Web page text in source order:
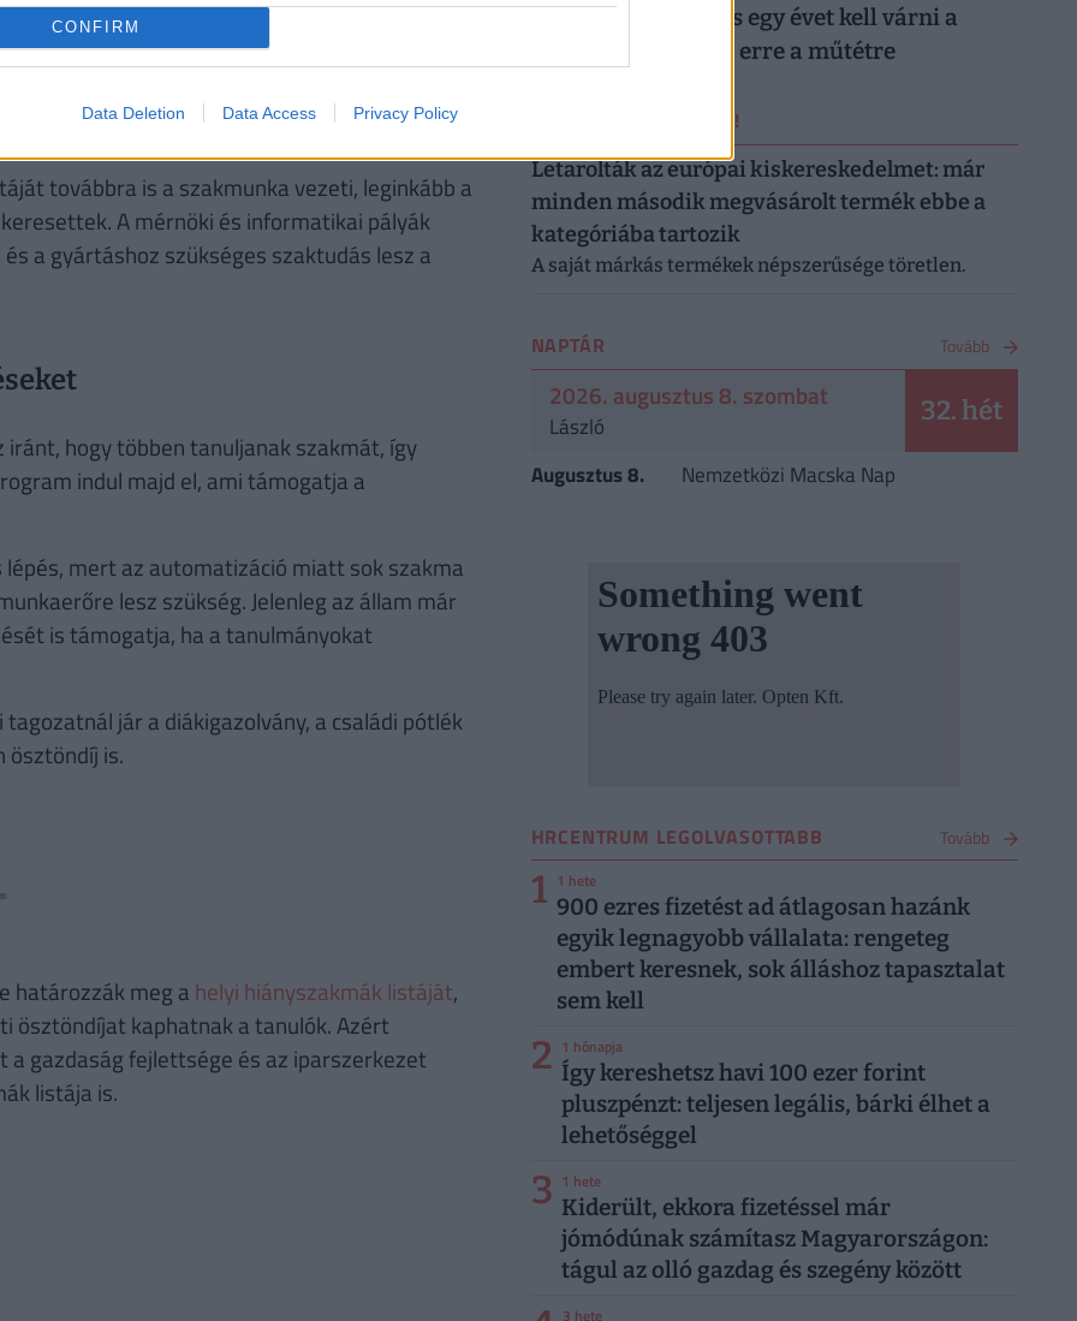
CONFIRM
Data Deletion Data Access Privacy Policy
továbbra is a szakmunka vezeti, leginkább a
A mérnöki és informatikai pályák
a gyártáshoz szükséges szaktudás lesz a
hogy többen tanuljanak szakmát, így
indul majd el, ami támogatja a
mert az automatizáció miatt sok szakma
lesz szükség. Jelenleg az állam már
is támogatja, ha a tanulmányokat
jár a diákigazolvány, a családi pótlék
ösztöndíj is.
határozzák meg a helyi hiányszakmák listáját,
ösztöndíjat kaphatnak a tanulók. Azért
gazdaság fejlettsége és az iparszerkezet
listája is.
magánellátásban is egy évet kell várni a
magyar férfiaknak erre a műtétre
ERRŐL NE MARADJ LE!
Letarolták az európai kiskereskedelmet: már
minden második megvásárolt termék ebbe a
kategóriába tartozik
A saját márkás termékek népszerűsége töretlen.
NAPTÁR Tovább
2026. augusztus 8. szombat
László 32. hét
Augusztus 8. Nemzetközi Macska Nap
HRCENTRUM LEGOLVASOTTABB Tovább
1 1 hete
900 ezres fizetést ad átlagosan hazánk
egyik legnagyobb vállalata: rengeteg
embert keresnek, sok álláshoz tapasztalat
sem kell
2 1 hónapja
Így kereshetsz havi 100 ezer forint
pluszpénzt: teljesen legális, bárki élhet a
lehetőséggel
3 1 hete
Kiderült, ekkora fizetéssel már
jómódúnak számítasz Magyarországon:
tágul az olló gazdag és szegény között
3 hete